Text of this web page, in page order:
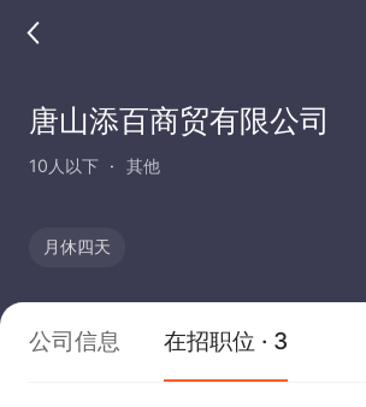
唐山添百商贸有限公司
10人以下 其他
月休四天
公司信息 在招职位 · 3